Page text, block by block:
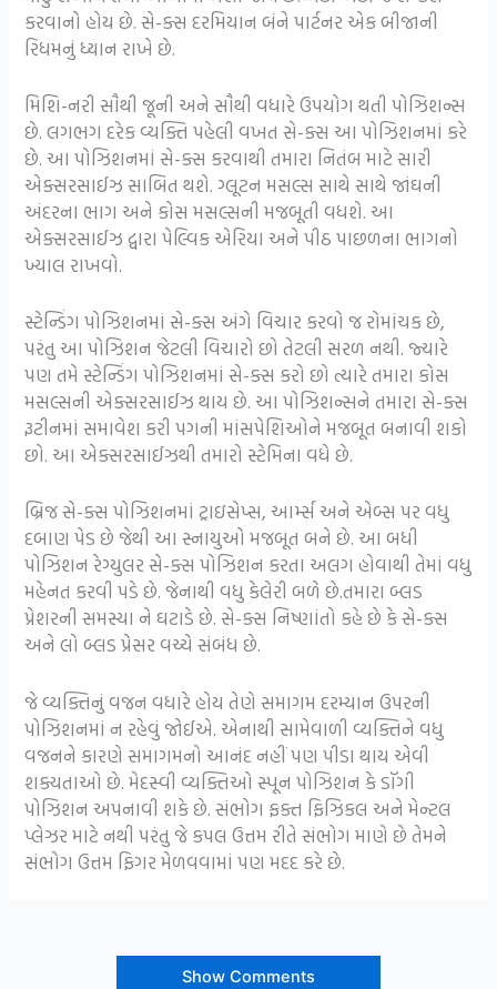
કરવાનો હોય છે. સે-ક્સ દરમિયાન બંને પાર્ટનર એક બીજાની
રિધમનું ધ્યાન રાખે છે.
મિશિ-નરી સૌથી જૂની અને સૌથી વધારે ઉપયોગ થતી પોઝિશન્સ
છે. લગભગ દરેક વ્યક્તિ પહેલી વખત સે-ક્સ આ પોઝિશનમાં કરે
છે. આ પોઝિશનમાં સે-ક્સ કરવાથી તમારા નિતંબ માટે સારી
એક્સરસાઈઝ સાબિત થશે. ગ્લૂટન મસલ્સ સાથે સાથે જાંઘની
અંદરના ભાગ અને કોસ મસલ્સની મજબૂતી વધશે. આ
એક્સરસાઈઝ દ્વારા પેલ્વિક એરિયા અને પીઠ પાછળના ભાગનો
ખ્યાલ રાખવો.
સ્ટેન્ડિંગ પોઝિશનમાં સે-ક્સ અંગે વિચાર કરવો જ રોમાંચક છે,
પરંતુ આ પોઝિશન જેટલી વિચારો છો તેટલી સરળ નથી. જ્યારે
પણ તમે સ્ટેન્ડિંગ પોઝિશનમાં સે-ક્સ કરો છો ત્યારે તમારા કોસ
મસલ્સની એક્સરસાઈઝ થાય છે. આ પોઝિશન્સને તમારા સે-ક્સ
રૂટીનમાં સમાવેશ કરી પગની માંસપેશિઓને મજબૂત બનાવી શકો
છો. આ એક્સરસાઈઝથી તમારો સ્ટેમિના વધે છે.
બ્રિજ સે-ક્સ પોઝિશનમાં ટ્રાઇસેપ્સ, આર્મ્સ અને એબ્સ પર વધુ
દબાણ પેડ છે જેથી આ સ્નાયુઓ મજબૂત બને છે. આ બધી
પોઝિશન રેગ્યુલર સે-ક્સ પોઝિશન કરતા અલગ હોવાથી તેમાં વધુ
મહેનત કરવી પડે છે. જેનાથી વધુ કેલેરી બળે છે.તમારા બ્લડ
પ્રેશરની સમસ્યા ને ઘટાડે છે. સે-ક્સ નિષ્ણાંતો કહે છે કે સે-ક્સ
અને લો બ્લડ પ્રેસર વચ્ચે સંબંધ છે.
જે વ્યક્તિનું વજન વધારે હોય તેણે સમાગમ દરમ્યાન ઉપરની
પોઝિશનમાં ન રહેવું જોઈએ. એનાથી સામેવાળી વ્યક્તિને વધુ
વજનને કારણે સમાગમનો આનંદ નહીં પણ પીડા થાય એવી
શક્યતાઓ છે. મેદસ્વી વ્યક્તિઓ સ્પૂન પોઝિશન કે ડૉગી
પોઝિશન અપનાવી શકે છે. સંભોગ ફક્ત ફિઝિકલ અને મેન્ટલ
પ્લેઝર માટે નથી પરંતુ જે કપલ ઉત્તમ રીતે સંભોગ માણે છે તેમને
સંભોગ ઉત્તમ ફિગર મેળવવામાં પણ મદદ કરે છે.
Show Comments